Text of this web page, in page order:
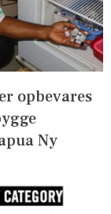
opbevares
Ny